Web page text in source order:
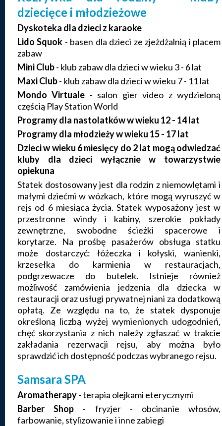
dziecięce i młodzieżowe
Dyskoteka dla dzieci z karaoke
Lido Squok - basen dla dzieci ze zjeżdżalnią i placem
zabaw
Mini Club- klub zabaw dla dzieci w wieku 3 - 6 lat
Maxi Club- klub zabaw dla dzieci w wieku 7 - 11 lat
Mondo Virtuale - salon gier video z wydzieloną
częścią Play Station World
Programy dla nastolatków w wieku 12 - 14 lat
Programy dla młodzieży w wieku 15 - 17 lat
Dzieci w wieku 6 miesięcy do 2 lat mogą odwiedzać
kluby dla dzieci wyłącznie w towarzystwie
opiekuna
Statek dostosowany jest dla rodzin z niemowlętami i
małymi dziećmi w wózkach, które mogą wyruszyć w
rejs od 6 miesiąca życia. Statek wyposażony jest w
przestronne windy i kabiny, szerokie pokłady
zewnętrzne, swobodne ścieżki spacerowe i
korytarze. Na prośbę pasażerów obsługa statku
może dostarczyć: łóżeczka i kołyski, wanienki,
krzesełka do karmienia w restauracjach,
podgrzewacze do butelek. Istnieje również
możliwość zamówienia jedzenia dla dziecka w
restauracji oraz usługi prywatnej niani za dodatkową
opłatą. Ze względu na to, że statek dysponuje
określoną liczbą wyżej wymienionych udogodnień,
chęć skorzystania z nich należy zgłaszać w trakcie
zakładania rezerwacji rejsu, aby można było
sprawdzić ich dostępność podczas wybranego rejsu.
Samsara SPA
Aromatherapy- terapia olejkami eterycznymi
Barber Shop - fryzjer - obcinanie włosów,
farbowanie, stylizowanie i inne zabiegi